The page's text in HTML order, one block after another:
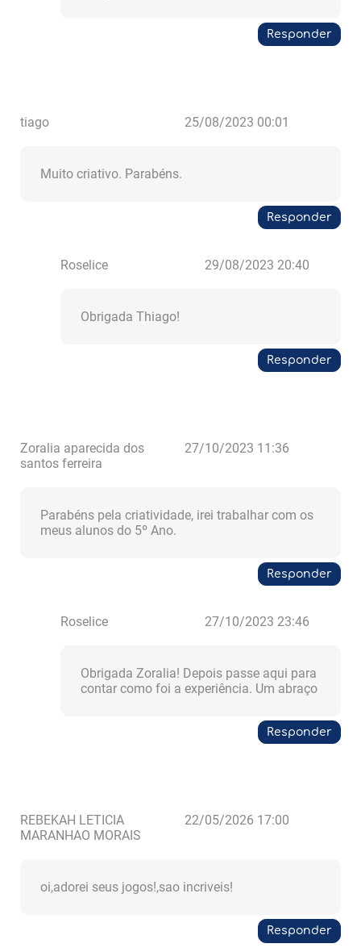
Responder
tiago 25/08/2023 00:01
Muito criativo. Parabéns.
Responder
Roselice 29/08/2023 20:40
Obrigada Thiago!
Responder
Zoralia aparecida dos
santos ferreira
27/10/2023 11:36
Parabéns pela criatividade, irei trabalhar com os
meus alunos do 5º Ano.
Responder
Roselice 27/10/2023 23:46
Obrigada Zoralia! Depois passe aqui para
contar como foi a experiência. Um abraço
Responder
REBEKAH LETICIA
MARANHAO MORAIS
22/05/2026 17:00
oi,adorei seus jogos!,sao incriveis!
Responder